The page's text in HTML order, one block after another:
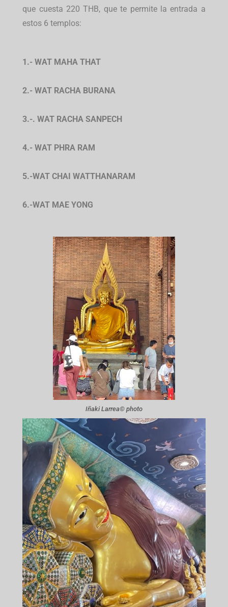
que cuesta 220 THB, que te permite la entrada a
estos 6 templos:
1.- WAT MAHA THAT
2.- WAT RACHA BURANA
3.-. WAT RACHA SANPECH
4.- WAT PHRA RAM
5.-WAT CHAI WATTHANARAM
6.-WAT MAE YONG
Iñaki Larrea© photo